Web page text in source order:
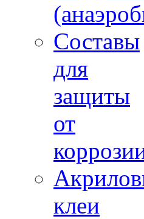
Составы
для
защиты
от
клеи